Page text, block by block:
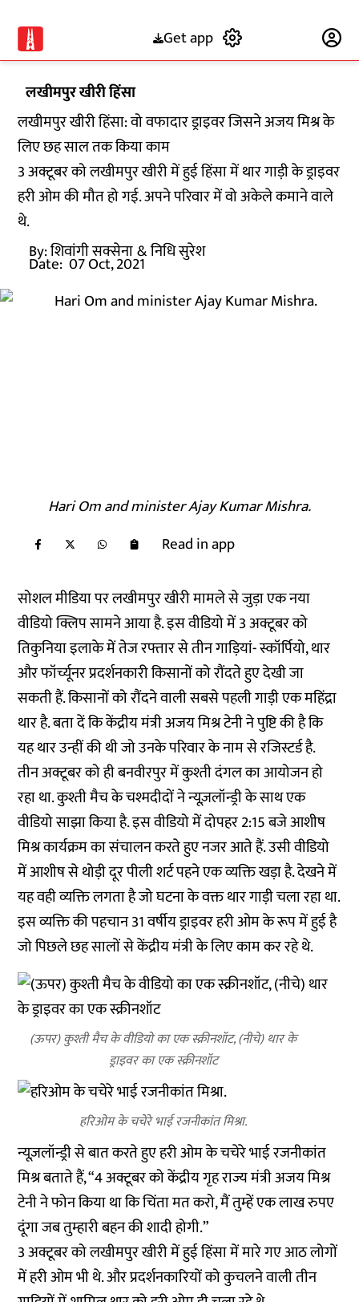
Get app
लखीमपुर खीरी हिंसा
लखीमपुर खीरी हिंसा: वो वफादार ड्राइवर जिसने अजय मिश्र के
लिए छह साल तक किया काम
3 अक्टूबर को लखीमपुर खीरी में हुई हिंसा में थार गाड़ी के ड्राइवर
हरी ओम की मौत हो गई. अपने परिवार में वो अकेले कमाने वाले
थे.
By:शिवांगी सक्सेना& निधि सुरेश
Date: 07 Oct, 2021
Hari Om and minister Ajay Kumar Mishra.
Read in app
सोशल मीडिया पर लखीमपुर खीरी मामले से जुड़ा एक नया
वीडियो क्लिपसामने आया है. इस वीडियो में 3 अक्टूबर को
तिकुनिया इलाके में तेज रफ्तार से तीन गाड़ियां- स्कॉर्पियो, थार
और फॉर्च्यूनर प्रदर्शनकारी किसानों को रौंदते हुए देखी जा
सकती हैं. किसानों को रौंदने वाली सबसे पहली गाड़ी एक महिंद्रा
थार है. बता दें कि केंद्रीय मंत्री अजय मिश्र टेनी ने पुष्टि की है कि
यह थार उन्हीं की थी जो उनके परिवार के नाम से रजिस्टर्ड है.
तीन अक्टूबर को ही बनवीरपुर में कुश्ती दंगल का आयोजन हो
रहा था. कुश्ती मैच के चश्मदीदों ने न्यूज़लॉन्ड्री के साथ एक
वीडियो साझा किया है. इस वीडियो में दोपहर 2:15 बजे आशीष
मिश्र कार्यक्रम का संचालन करते हुए नजर आते हैं. उसी वीडियो
में आशीष से थोड़ी दूर पीली शर्ट पहने एक व्यक्ति खड़ा है. देखने में
यह वही व्यक्ति लगता है जो घटना के वक्त थार गाड़ी चला रहा था.
इस व्यक्ति की पहचान 31 वर्षीय ड्राइवर हरी ओम के रूप में हुई है
जो पिछले छह सालों से केंद्रीय मंत्री के लिए काम कर रहे थे.
(ऊपर) कुश्ती मैच के वीडियो का एक स्क्रीनशॉट, (नीचे) थार के
ड्राइवर का एक स्क्रीनशॉट
हरिओम के चचेरे भाई रजनीकांत मिश्रा.
न्यूज़लॉन्ड्री से बात करते हुए हरी ओम के चचेरे भाई रजनीकांत
मिश्र बताते हैं, “4 अक्टूबर को केंद्रीय गृह राज्य मंत्री अजय मिश्र
टेनी ने फोन किया था कि चिंता मत करो, मैं तुम्हें एक लाख रुपए
दूंगा जब तुम्हारी बहन की शादी होगी.”
3 अक्टूबर को लखीमपुर खीरी में हुई हिंसा में मारे गए आठ लोगों
में हरी ओम भी थे. और प्रदर्शनकारियों को कुचलने वाली तीन